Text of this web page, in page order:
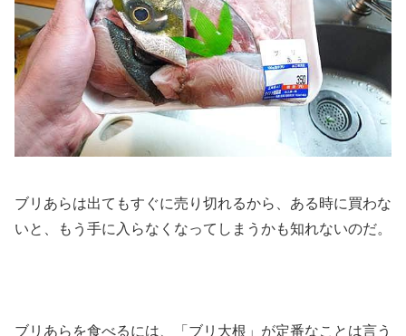
ブリあらは出てもすぐに売り切れるから、ある時に買わな
いと、もう手に入らなくなってしまうかも知れないのだ。
ブリあらを食べるには、「ブリ大根」が定番なことは言う